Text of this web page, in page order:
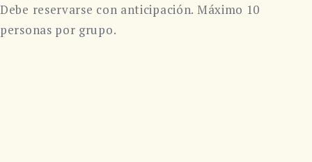
Debe reservarse con anticipación. Máximo 10
personas por grupo.